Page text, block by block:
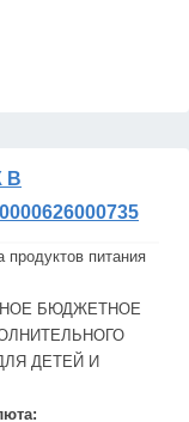
В
продуктов питания
БЮДЖЕТНОЕ
ДЕТЕЙ И